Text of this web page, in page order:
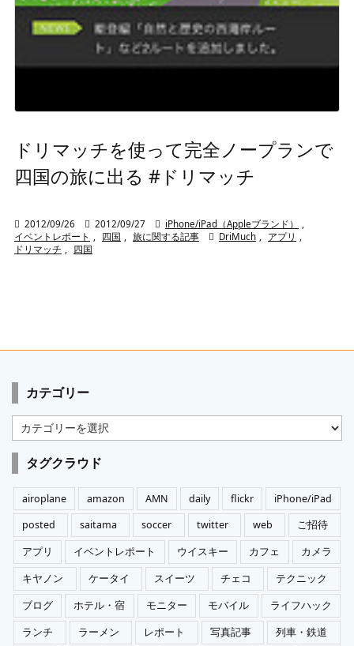
ドリマッチを使って完全ノープランで
四国の旅に出る #ドリマッチ
 2012/09/26  2012/09/27  iPhone/iPad（Appleブランド）
イベントレポート
四国 旅に関する記事  DriMuch アプリ
ドリマッチ
四国
カテゴリー
テ
ゴ
ー
タグクラウド
airoplane amazon AMN daily flickr
iPhone/iPad
posted
saitama soccer twitter web
ご招待
アプリ
イベントレポート ウイスキー カフェ
カメラ
キヤノン
ケータイ スイーツ チェコ
テクニック
ブログ
ホテル・宿 モニター モバイル
ライフハック
ランチ
ラーメン レポート 写真記事
列車・鉄道